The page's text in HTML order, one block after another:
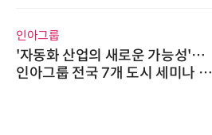
인아그룹
'자동화 산업의 새로운 가능성'…
인아그룹 전국 7개 도시 세미나 페